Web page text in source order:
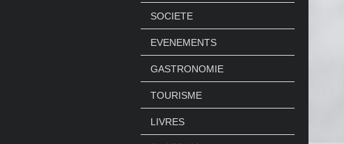
SOCIETE
EVENEMENTS
GASTRONOMIE
TOURISME
LIVRES